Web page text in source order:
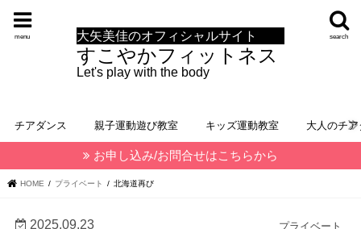
大矢美佳のオフィシャルサイト
すこやかフィットネス
Let's play with the body
search
menu
チアダンス 親子運動遊び教室 キッズ運動教室 大人のチ
お申し込み/お問合せはこちらから
HOME プライベート 北海道再び
プライベート
2025.09.23